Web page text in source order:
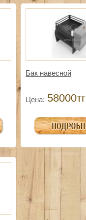
Бак навесной
Цена: 58000тг